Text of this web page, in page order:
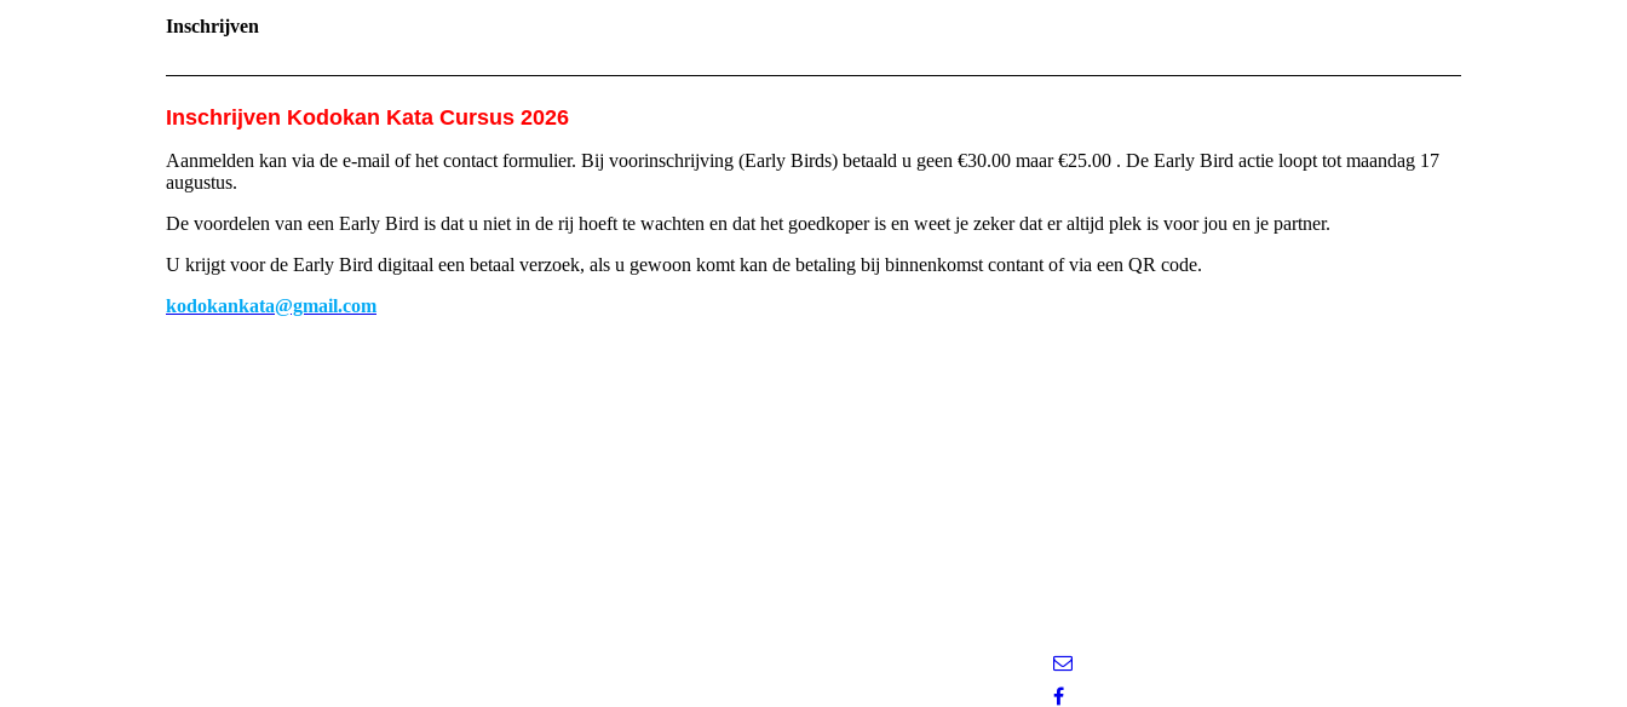
Inschrijven
Inschrijven Kodokan Kata Cursus 2026
Aanmelden kan via de e-mail of het contact formulier. Bij voorinschrijving (Early Birds) betaald u geen €30.00 maar €25.00 . De Early Bird actie loopt tot maandag 17
augustus.
De voordelen van een Early Bird is dat u niet in de rij hoeft te wachten en dat het goedkoper is en weet je zeker dat er altijd plek is voor jou en je partner.
U krijgt voor de Early Bird digitaal een betaal verzoek, als u gewoon komt kan de betaling bij binnenkomst contant of via een QR code.
kodokankata@gmail.com